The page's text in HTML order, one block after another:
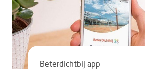
Beterdichtbij app